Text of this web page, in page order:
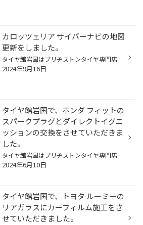
カロッツェリア サイバーナビの地図
更新をしました。
タイヤ館岩国はブリヂストンタイヤ専門店になります。 実は先日、二階堂店長の依頼でpioneer:楽ナビのバージョンアップの専用SDカードを検索してましたら、 自分のBRZのバージョンアップ（地図更新）が最後になっておりました。 そこで今回は久しぶりに自分のBRZのpioneer:サイバーナビ AVIC-VH0009...
2024年9月16日
タイヤ館岩国で、ホンダ フィットの
スパークプラグとダイレクトイグニ
ッションの交換をさせていただきま
した。
タイヤ館岩国はブリヂストンタイヤ専門店になります。 しかしながら、車のメンテナンス系もできる事があります。 今回は、ホンダ フィットのお客様がエンジンオイル交換に来られた時に最近エンジンのアイドリングが安定しない時があるとの事で、 車検時の整備記録を確認してここ数年スパークプラグ...
2024年6月10日
タイヤ館岩国で、トヨタ ルーミーの
リアガラスにカーフィルム施工をさ
せていただきました。